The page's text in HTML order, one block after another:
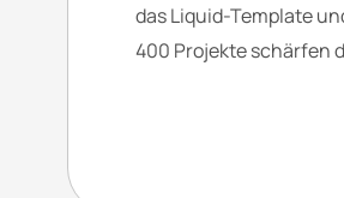
das Liquid-Template
400 Projekte schärfen